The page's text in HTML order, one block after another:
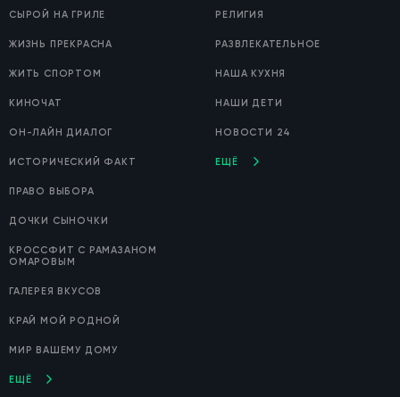
СЫРОЙ НА ГРИЛЕ
ЖИЗНЬ ПРЕКРАСНА
ЖИТЬ СПОРТОМ
КИНОЧАТ
ОН-ЛАЙН ДИАЛОГ
ИСТОРИЧЕСКИЙ ФАКТ
ПРАВО ВЫБОРА
ДОЧКИ СЫНОЧКИ
КРОССФИТ С РАМАЗАНОМ
ОМАРОВЫМ
ГАЛЕРЕЯ ВКУСОВ
КРАЙ МОЙ РОДНОЙ
МИР ВАШЕМУ ДОМУ
ЕЩЁ
РЕЛИГИЯ
РАЗВЛЕКАТЕЛЬНОЕ
НАША КУХНЯ
НАШИ ДЕТИ
НОВОСТИ 24
ЕЩЁ